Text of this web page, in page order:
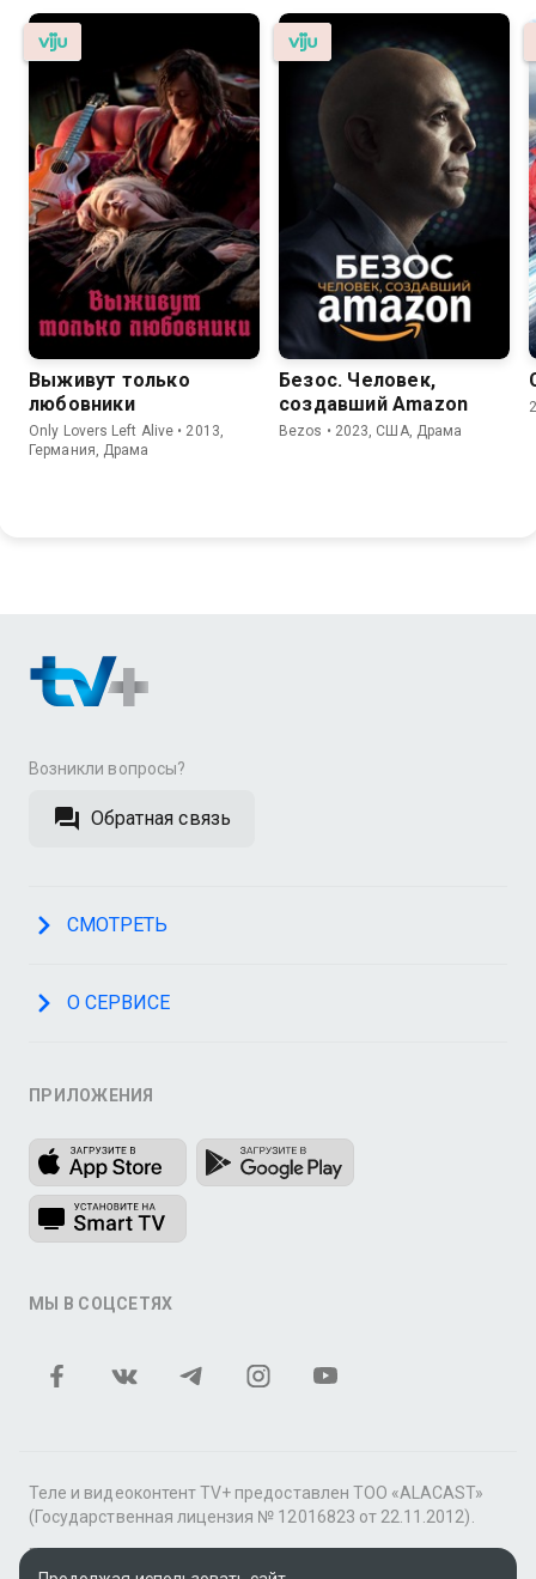
Выживут только
любовники
Only Lovers Left Alive • 2013,
Германия, Драма
Безос. Человек,
создавший Amazon
Bezos • 2023, США, Драма
Возникли вопросы?
Обратная связь
СМОТРЕТЬ
О СЕРВИСЕ
ПРИЛОЖЕНИЯ
МЫ В СОЦСЕТЯХ
Теле и видеоконтент TV+ предоставлен ТОО «ALACAST»
(Государственная лицензия № 12016823 от 22.11.2012).
В рамках услуги «Видео по подписке» для «Пакета